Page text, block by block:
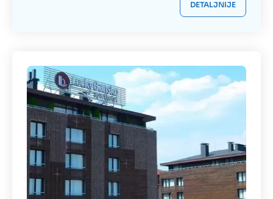
DETALJNIJE